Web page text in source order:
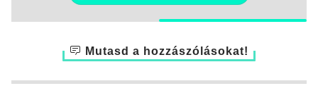
Mutasd a hozzászólásokat!